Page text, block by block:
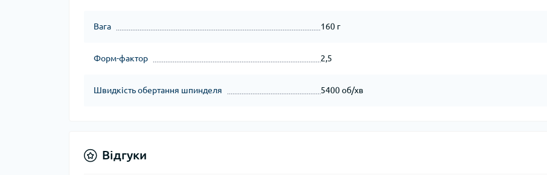
Вага 160 г
Форм-фактор 2,5
Швидкість обертання шпинделя 5400 об/хв
Відгуки